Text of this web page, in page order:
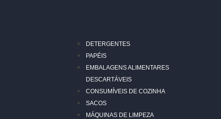
DETERGENTES
PAPÉIS
EMBALAGENS ALIMENTARES
DESCARTÁVEIS
CONSUMÍVEIS DE COZINHA
SACOS
MÁQUINAS DE LIMPEZA